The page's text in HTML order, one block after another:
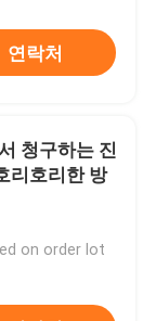
연락처
청구하는 진
리호리한 방
on order lot